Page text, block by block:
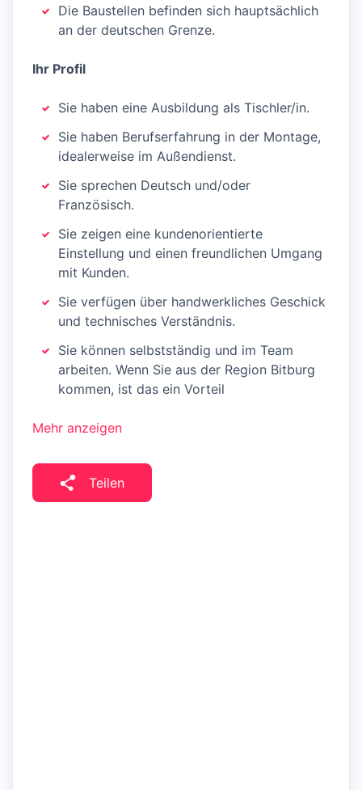
Die Baustellen befinden sich hauptsächlich
an der deutschen Grenze.
Ihr Profil
Sie haben eine Ausbildung als Tischler/in.
Sie haben Berufserfahrung in der Montage,
idealerweise im Außendienst.
Sie sprechen Deutsch und/oder
Französisch.
Sie zeigen eine kundenorientierte
Einstellung und einen freundlichen Umgang
mit Kunden.
Sie verfügen über handwerkliches Geschick
und technisches Verständnis.
Sie können selbstständig und im Team
arbeiten. Wenn Sie aus der Region Bitburg
kommen, ist das ein Vorteil
Mehr anzeigen
Teilen